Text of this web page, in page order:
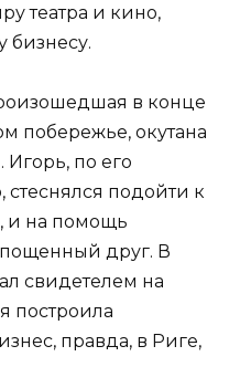
театра и кино,
бизнесу.
в конце
побережье, окутана
по его
подойти к
и на помощь
друг. В
свидетелем на
построила
правда, в Риге,